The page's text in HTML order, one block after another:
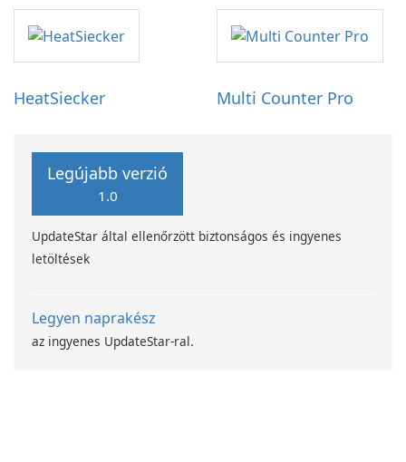
HeatSiecker Multi Counter Pro
Legújabb verzió
1.0
UpdateStar által ellenőrzött biztonságos és ingyenes
letöltések
Legyen naprakész
az ingyenes UpdateStar-ral.